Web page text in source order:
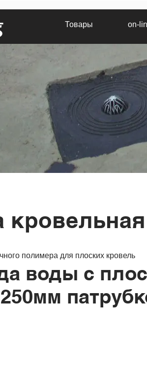
Товары on-
кровельная
полимера для плоских кровель
воды с